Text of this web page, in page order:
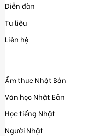
Diễn đàn
Tư liệu
Liên hệ
Ẩm thực Nhật Bản
Văn học Nhật Bản
Học tiếng Nhật
Người Nhật